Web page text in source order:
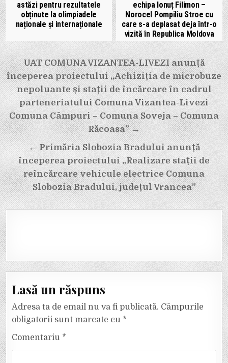
astăzi pentru rezultatele
obținute la olimpiadele
naționale și internaționale
echipa Ionuț Filimon –
Norocel Pompiliu Stroe cu
care s-a deplasat deja într-o
vizită în Republica Moldova
Navigare
în
articole
UAT COMUNA VIZANTEA-LIVEZI anunță
începerea proiectului „Achiziția de microbuze
nepoluante și stații de încărcare în cadrul
parteneriatului Comuna Vizantea-Livezi
Comuna Câmpuri – Comuna Soveja – Comuna
Răcoasa” →
← Primăria Slobozia Bradului anunță
începerea proiectului „Realizare stații de
reîncărcare vehicule electrice Comuna
Slobozia Bradului, județul Vrancea”
Lasă un răspuns
Adresa ta de email nu va fi publicată. Câmpurile
obligatorii sunt marcate cu *
Comentariu *